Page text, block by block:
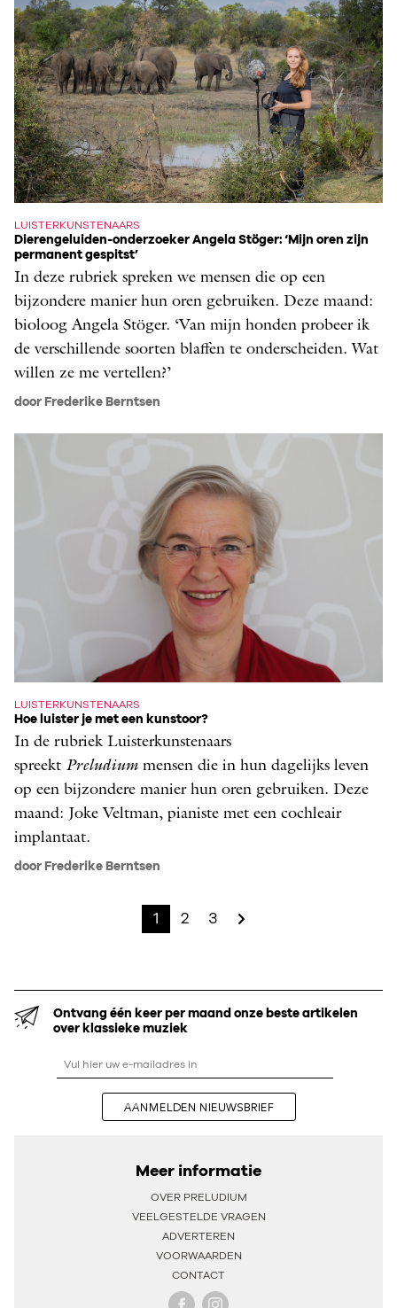
LUISTERKUNSTENAARS
Dierengeluiden-onderzoeker Angela Stöger: ‘Mijn oren zijn
permanent gespitst’
In deze rubriek spreken we mensen die op een
bijzondere manier hun oren gebruiken. Deze maand:
bioloog Angela Stöger. ‘Van mijn honden probeer ik
de verschillende soorten blaffen te onderscheiden. Wat
willen ze me vertellen?’
door Frederike Berntsen
LUISTERKUNSTENAARS
Hoe luister je met een kunstoor?
In de rubriek Luisterkunstenaars
spreekt Preludium mensen die in hun dagelijks leven
op een bijzondere manier hun oren gebruiken. Deze
maand: Joke Veltman, pianiste met een cochleair
implantaat.
door Frederike Berntsen
1 2 3
Ontvang één keer per maand onze beste artikelen
over klassieke muziek
AANMELDEN NIEUWSBRIEF
Meer informatie
OVER PRELUDIUM
VEELGESTELDE VRAGEN
ADVERTEREN
VOORWAARDEN
CONTACT